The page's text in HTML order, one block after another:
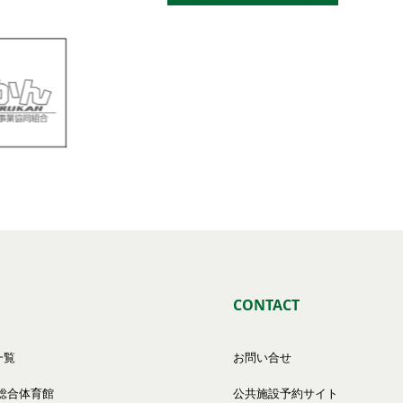
覧
合体育館
CONTACT
お問い合せ
公共施設予約サイト